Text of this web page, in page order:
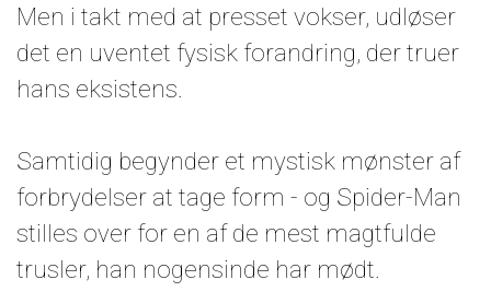
Men i takt med at presset vokser, udløser
det en uventet fysisk forandring, der truer
hans eksistens.
Samtidig begynder et mystisk mønster af
forbrydelser at tage form - og Spider-Man
stilles over for en af de mest magtfulde
trusler, han nogensinde har mødt.